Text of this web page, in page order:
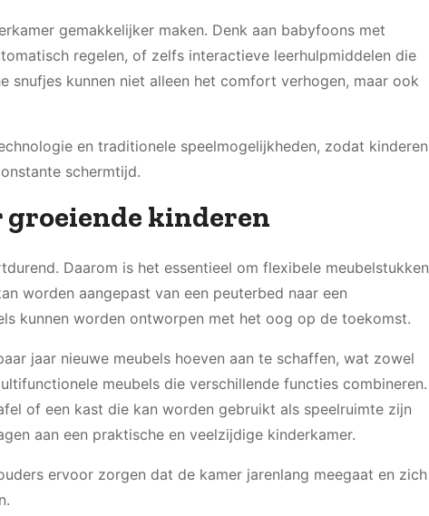
gemakkelijker maken. Denk aan babyfoons met
regelen, of zelfs interactieve leerhulpmiddelen die
snufjes kunnen niet alleen het comfort verhogen, maar ook
en traditionele speelmogelijkheden, zodat kinderen
schermtijd.
groeiende kinderen
Daarom is het essentieel om flexibele meubelstukken
worden aangepast van een peuterbed naar een
kunnen worden ontworpen met het oog op de toekomst.
jaar nieuwe meubels hoeven aan te schaffen, wat zowel
meubels die verschillende functies combineren.
of een kast die kan worden gebruikt als speelruimte zijn
aan een praktische en veelzijdige kinderkamer.
ervoor zorgen dat de kamer jarenlang meegaat en zich